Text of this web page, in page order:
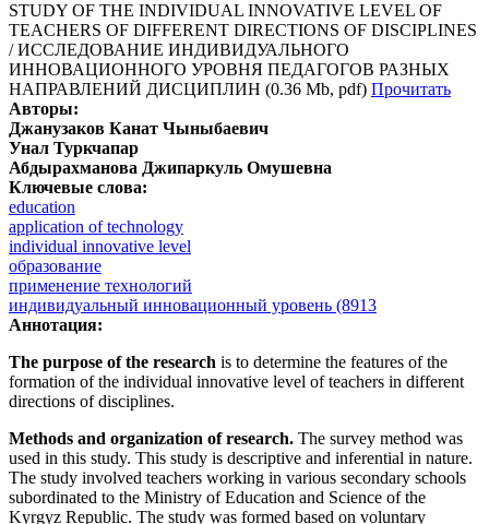
STUDY OF THE INDIVIDUAL INNOVATIVE LEVEL OF
TEACHERS OF DIFFERENT DIRECTIONS OF DISCIPLINES
/ ИССЛЕДОВАНИЕ ИНДИВИДУАЛЬНОГО
ИННОВАЦИОННОГО УРОВНЯ ПЕДАГОГОВ РАЗНЫХ
НАПРАВЛЕНИЙ ДИСЦИПЛИН (0.36 Mb, pdf) Прочитать
Авторы:
Джанузаков Канат Чыныбаевич
Унал Туркчапар
Абдырахманова Джипаркуль Омушевна
Ключевые слова:
education
application of technology
individual innovative level
образование
применение технологий
индивидуальный инновационный уровень (8913
Аннотация:
The purpose of the research is to determine the features of the
formation of the individual innovative level of teachers in different
directions of disciplines.
Methods and organization of research. The survey method was
used in this study. This study is descriptive and inferential in nature.
The study involved teachers working in various secondary schools
subordinated to the Ministry of Education and Science of the
Kyrgyz Republic. The study was formed based on voluntary